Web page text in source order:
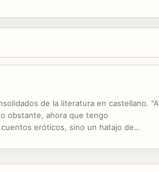
de la literatura en castellano. "A
obstante, ahora que tengo
eróticos, sino un hatajo de